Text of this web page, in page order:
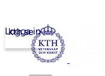
kth.se
Logga in